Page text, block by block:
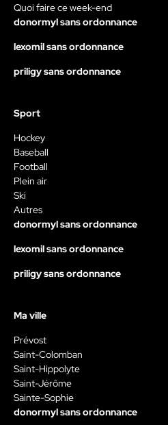
Quoi faire ce week-end
donormyl sans ordonnance
lexomil sans ordonnance
priligy sans ordonnance
Sport
Hockey
Baseball
Football
Plein air
Ski
Autres
donormyl sans ordonnance
lexomil sans ordonnance
priligy sans ordonnance
Ma ville
Prévost
Saint-Colomban
Saint-Hippolyte
Saint-Jérôme
Sainte-Sophie
donormyl sans ordonnance